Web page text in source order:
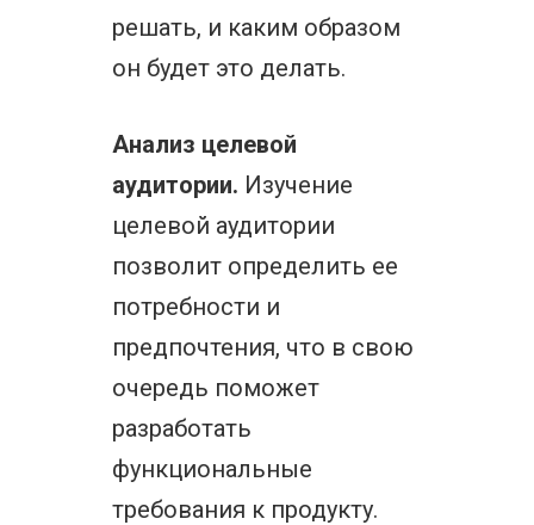
решать, и каким образом
он будет это делать.
Анализ целевой
аудитории. Изучение
целевой аудитории
позволит определить ее
потребности и
предпочтения, что в свою
очередь поможет
разработать
функциональные
требования к продукту.